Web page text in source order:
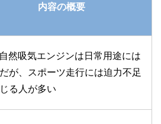
内容の概要
然吸気エンジンは日常用途には
が、スポーツ走行には迫力不足
る人が多い